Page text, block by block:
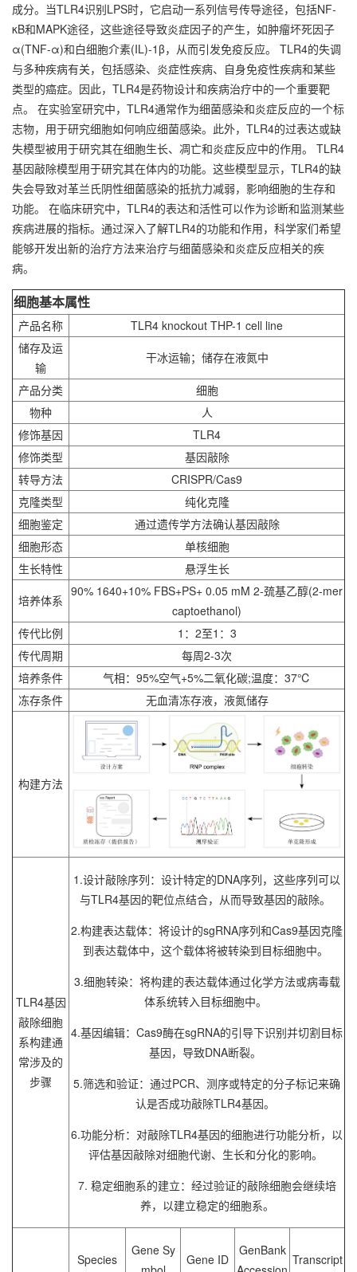
成分。当TLR4识别LPS时，它启动一系列信号传导途径，包括NF-
κB和MAPK途径，这些途径导致炎症因子的产生，如肿瘤坏死因子
α(TNF-α)和白细胞介素(IL)-1β，从而引发免疫反应。 TLR4的失调
与多种疾病有关，包括感染、炎症性疾病、自身免疫性疾病和某些
类型的癌症。因此，TLR4是药物设计和疾病治疗中的一个重要靶
点。 在实验室研究中，TLR4通常作为细菌感染和炎症反应的一个标
志物，用于研究细胞如何响应细菌感染。此外，TLR4的过表达或缺
失模型被用于研究其在细胞生长、凋亡和炎症反应中的作用。 TLR4
基因敲除模型用于研究其在体内的功能。这些模型显示，TLR4的缺
失会导致对革兰氏阴性细菌感染的抵抗力减弱，影响细胞的生存和
功能。 在临床研究中，TLR4的表达和活性可以作为诊断和监测某些
疾病进展的指标。通过深入了解TLR4的功能和作用，科学家们希望
能够开发出新的治疗方法来治疗与细菌感染和炎症反应相关的疾
病。
细胞基本属性
产品名称 TLR4 knockout THP-1 cell line
储存及运
输
干冰运输；储存在液氮中
产品分类
细胞
物种
人
修饰基因
TLR4
修饰类型
基因敲除
转导方法
CRISPR/Cas9
克隆类型
纯化克隆
细胞鉴定
通过遗传学方法确认基因敲除
细胞形态
单核细胞
生长特性
悬浮生长
培养体系
90% 1640+10% FBS+PS+ 0.05 mM 2-巯基乙醇(2-mer
captoethanol)
传代比例
1：2至1：3
传代周期
每周2-3次
培养条件
气相：95%空气+5%二氧化碳;温度：37℃
冻存条件
无血清冻存液，液氮储存
构建方法
TLR4基因
敲除细胞
系构建通
常涉及的
步骤
1.设计敲除序列：设计特定的DNA序列，这些序列可以
与TLR4基因的靶位点结合，从而导致基因的敲除。
2.构建表达载体：将设计的sgRNA序列和Cas9基因克隆
到表达载体中，这个载体将被转染到目标细胞中。
3.细胞转染：将构建的表达载体通过化学方法或病毒载
体系统转入目标细胞中。
4.基因编辑：Cas9酶在sgRNA的引导下识别并切割目标
基因，导致DNA断裂。
5.筛选和验证：通过PCR、测序或特定的分子标记来确
认是否成功敲除TLR4基因。
6.功能分析：对敲除TLR4基因的细胞进行功能分析，以
评估基因敲除对细胞代谢、生长和分化的影响。
7. 稳定细胞系的建立：经过验证的敲除细胞会继续培
养，以建立稳定的细胞系。
Species
Gene Sy
Gene ID
GenBank
Transcript